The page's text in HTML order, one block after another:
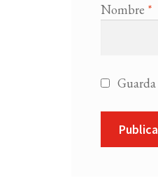
Nombre *